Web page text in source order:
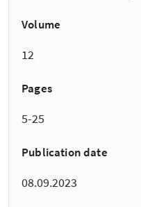
Volume
12
Pages
5-25
Publication date
08.09.2023